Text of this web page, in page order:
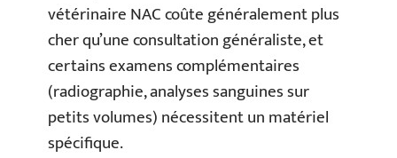
vétérinaire NAC coûte généralement plus
cher qu’une consultation généraliste, et
certains examens complémentaires
(radiographie, analyses sanguines sur
petits volumes) nécessitent un matériel
spécifique.